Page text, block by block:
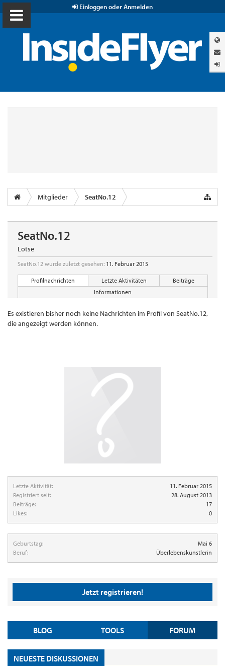
Einloggen oder Anmelden
Mitglieder SeatNo.12
Letzte Aktivität:
11. Februar 2015
Registriert seit:
28. August 2013
Beiträge:
17
Likes:
0
Geburtstag:
Mai 6
Beruf:
Überlebenskünstlerin
SeatNo.12
Lotse
SeatNo.12 wurde zuletzt gesehen: 11. Februar 2015
Profilnachrichten Letzte Aktivitäten
Beiträge
Informationen
Es existieren bisher noch keine Nachrichten im Profil von SeatNo.12,
die angezeigt werden können.
Jetzt registrieren!
BLOG TOOLS FORUM
NEUESTE DISKUSSIONEN